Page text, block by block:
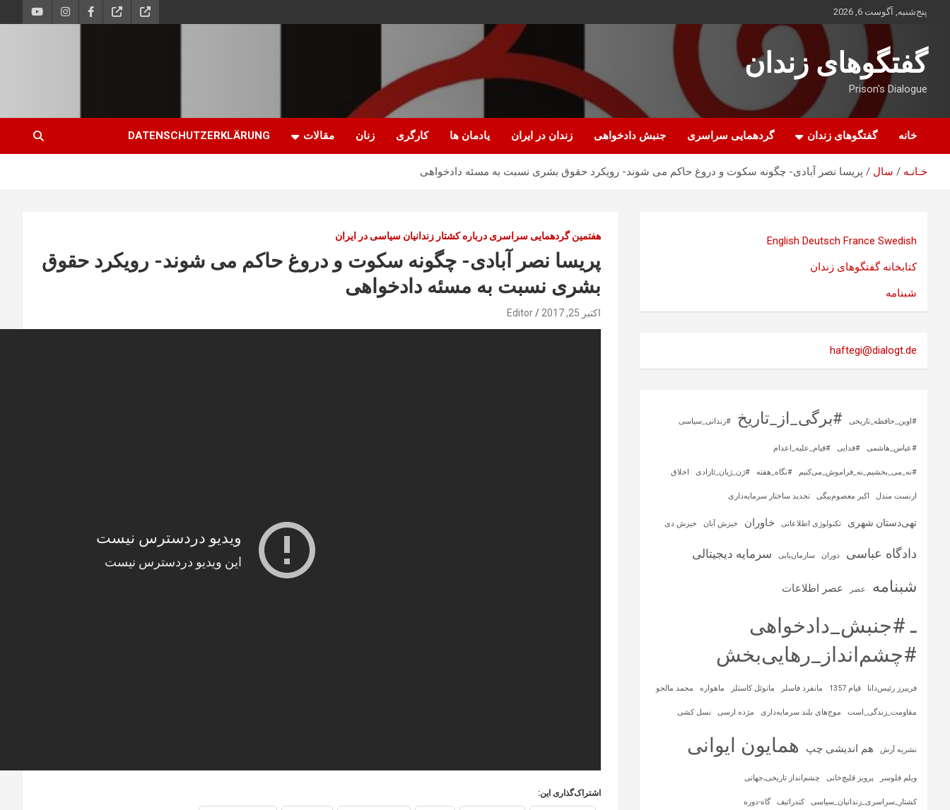
محتوا
پنج‌شنبه, آگوست 6, 2026
گفتگوهای زندان
Prison's Dialogue
خانه گفتگوهای زندان گردهمایی سراسری جنبش دادخواهی زندان در ایران یادمان ها کارگری زنان مقالات DATENSCHUTZERKLÄRUNG
خـانـه سال پریسا نصر آبادی- چگونه سکوت و دروغ حاکم می شوند- رویکرد حقوق بشری نسبت به مسئه دادخواهی
هفتمین گردهمایی سراسری درباره کشتار زندانیان سیاسی در ایران
پریسا نصر آبادی- چگونه سکوت و دروغ حاکم می شوند- رویکرد حقوق
بشری نسبت به مسئه دادخواهی
اکتبر 25, 2017 Editor
اشتراک‌گذاری این:
English Deutsch France Swedish
کتابخانه گفتگوهای زندان
شبنامه
haftegi@dialogt.de
#اوین_حافظه_تاریخی #برگی_از_تاریخ #زندانی_سیاسی
#عباس_هاشمی #فدایی #قیام_علیه_اعدام
#نه_می_بخشیم_نه_فراموش_می‌کنیم #نگاه_هفته #ژن_ژیان_ئازادی اخلاق
ارنست مندل اکبر معصوم‌بیگی تجدید ساختار سرمایه‌داری
تهی‌دستان شهری تکنولوژی اطلاعاتی خاوران خیزش آبان خیزش دی
دادگاه عباسی دوران سازمان‌یابی سرمایه‌ دیجیتالی
شبنامه عصر عصر اطلاعات
ـ #جنبش_دادخواهی
#چشم‌انداز_رهایی‌بخش
فریبرز رئیس‌دانا قیام 1357 مانفرد فاسلر مانوئل کاستلز ماهواره‌ محمد مالجو
مقاومت_زندگی_است موج‌های بلند سرمایه‌داری مژده ارسی نسل کشی
نشریه آرش هم اندیشی چپ همایون ایوانی
ویلم فلوسر پرویز قلیچ‌خانی چشم‌انداز تاریخی‌ـ‌جهانی
کشتار_سراسری_زندانیان_سیاسی کندراتیف گاه-دوره